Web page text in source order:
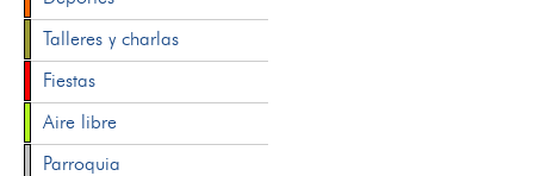
Talleres y charlas
Fiestas
Aire libre
Parroquia